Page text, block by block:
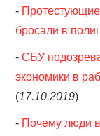
-
бросали в
-СБУ
экономики в
(17.10.2019)
- Почему люди